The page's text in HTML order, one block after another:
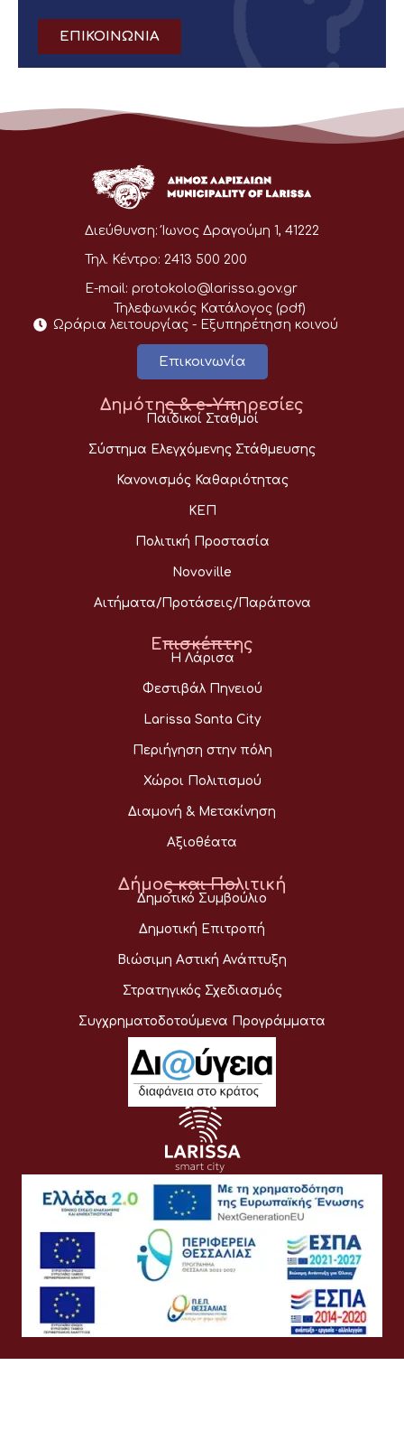
ΕΠΙΚΟΙΝΩΝΙΑ
Διεύθυνση: Ίωνος Δραγούμη 1, 41222
Τηλ. Κέντρο: 2413 500 200
E-mail: protokolo@larissa.gov.gr
Τηλεφωνικός Κατάλογος (pdf)
Ωράρια λειτουργίας - Eξυπηρέτηση κοινού
Επικοινωνία
Δημότης & e-Υπηρεσίες
Παιδικοί Σταθμοί
Σύστημα Ελεγχόμενης Στάθμευσης
Κανονισμός Καθαριότητας
ΚΕΠ
Πολιτική Προστασία
Novoville
Αιτήματα/Προτάσεις/Παράπονα
Επισκέπτης
Η Λάρισα
Φεστιβάλ Πηνειού
Larissa Santa City
Περιήγηση στην πόλη
Χώροι Πολιτισμού
Διαμονή & Μετακίνηση
Αξιοθέατα
Δήμος και Πολιτική
Δημοτικό Συμβούλιο
Δημοτική Επιτροπή
Βιώσιμη Αστική Ανάπτυξη
Στρατηγικός Σχεδιασμός
Συγχρηματοδοτούμενα Προγράμματα